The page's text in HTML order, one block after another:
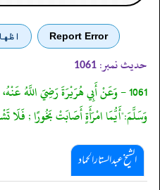
Report Error
حدیث نمبر: 1061
1061 - وَعَنْ أَبِي هُرَيْرَةَ رَضِيَ اللَّهُ
وَسَلَّمَ:"أَيُّمَا امْرَأَةٍ أَصَابَتْ بَخُورًا ; فَلَا
الشیخ عبدالستار الحماد